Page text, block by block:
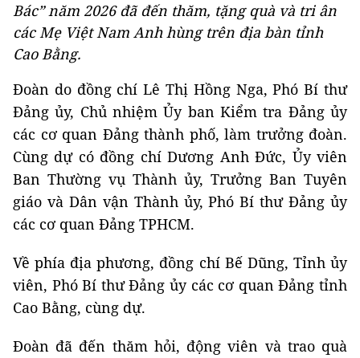
Bác” năm 2026 đã đến thăm, tặng quà và tri ân
các Mẹ Việt Nam Anh hùng trên địa bàn tỉnh
Cao Bằng.
Đoàn do đồng chí Lê Thị Hồng Nga, Phó Bí thư
Đảng ủy, Chủ nhiệm Ủy ban Kiểm tra Đảng ủy
các cơ quan Đảng thành phố, làm trưởng đoàn.
Cùng dự có đồng chí Dương Anh Đức, Ủy viên
Ban Thường vụ Thành ủy, Trưởng Ban Tuyên
giáo và Dân vận Thành ủy, Phó Bí thư Đảng ủy
các cơ quan Đảng TPHCM.
Về phía địa phương, đồng chí Bế Dũng, Tỉnh ủy
viên, Phó Bí thư Đảng ủy các cơ quan Đảng tỉnh
Cao Bằng, cùng dự.
Đoàn đã đến thăm hỏi, động viên và trao quà